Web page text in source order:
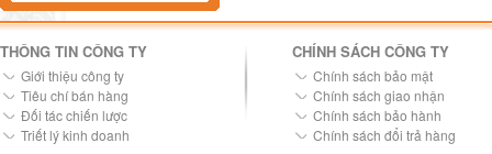
THÔNG TIN CÔNG TY
Giới thiệu công ty
Tiêu chí bán hàng
Đối tác chiến lược
Triết lý kinh doanh
CHÍNH SÁCH CÔNG TY
Chính sách bảo mật
Chính sách giao nhận
Chính sách bảo hành
Chính sách đổi trả hàng